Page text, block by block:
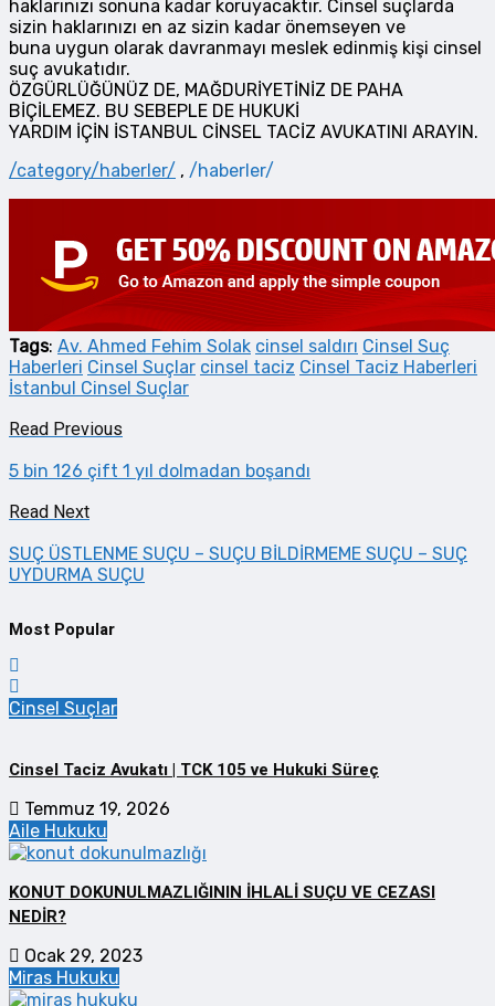
haklarınızı sonuna kadar koruyacaktır. Cinsel suçlarda
sizin haklarınızı en az sizin kadar önemseyen ve
buna uygun olarak davranmayı meslek edinmiş kişi cinsel
suç avukatıdır.
ÖZGÜRLÜĞÜNÜZ DE, MAĞDURİYETİNİZ DE PAHA
BİÇİLEMEZ. BU SEBEPLE DE HUKUKİ
YARDIM İÇİN İSTANBUL CİNSEL TACİZ AVUKATINI ARAYIN.
/category/haberler/ , /haberler/
Tags: Av. Ahmed Fehim Solak cinsel saldırı Cinsel Suç
Haberleri Cinsel Suçlar cinsel taciz Cinsel Taciz Haberleri
İstanbul Cinsel Suçlar
Read Previous
5 bin 126 çift 1 yıl dolmadan boşandı
Read Next
SUÇ ÜSTLENME SUÇU – SUÇU BİLDİRMEME SUÇU – SUÇ
UYDURMA SUÇU
Most Popular
Cinsel Suçlar
Cinsel Taciz Avukatı | TCK 105 ve Hukuki Süreç
Temmuz 19, 2026
Aile Hukuku
KONUT DOKUNULMAZLIĞININ İHLALİ SUÇU VE CEZASI
NEDİR?
Ocak 29, 2023
Miras Hukuku